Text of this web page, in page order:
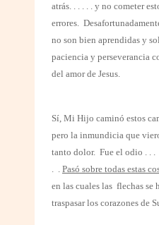
atrás. . . . . . y no cometer
errores.
no son bien aprendidas y
paciencia y perseverancia
del amor de Jesus.
Sí, Mi Hijo caminó estos
pero la inmundicia que
tanto dolor. Fue el odio . . .
. . Pasó sobre todas estas
en las cuales las flechas se
traspasar los corazones de